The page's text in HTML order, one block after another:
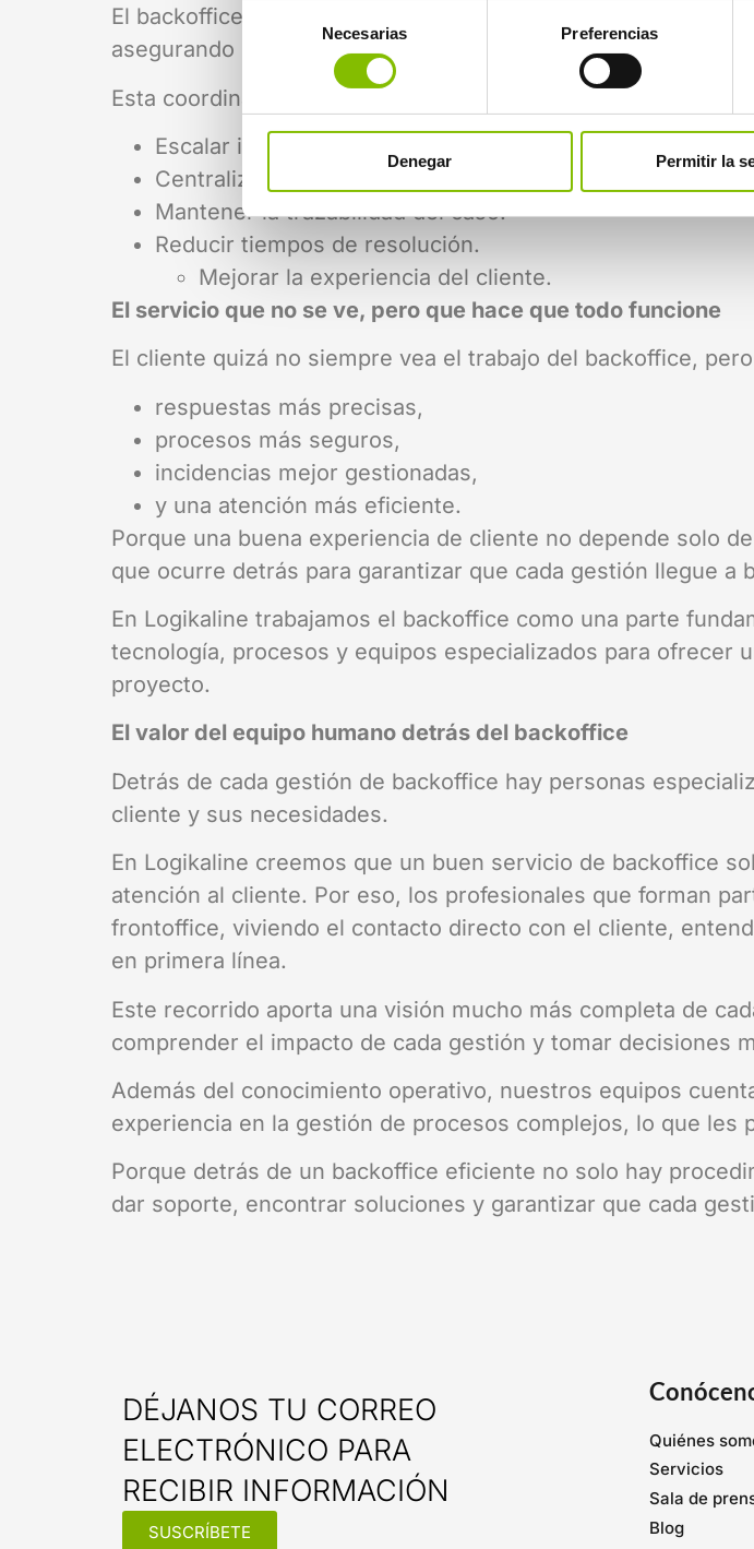
Selección
consentimiento
Necesarias Preferencias
Denegar Permitir la
El backoffice actúa como punto de conexión entre áreas,
asegurando que el cliente no tenga que repetir
Esta coordinación permite:
Escalar incidencias correctamente.
Centralizar la información.
Mantener la trazabilidad del caso.
Reducir tiempos de resolución.
Mejorar la experiencia del cliente.
El servicio que no se ve, pero que hace que todo funcione
El cliente quizá no siempre vea el trabajo del backoffice,
respuestas más precisas,
procesos más seguros,
incidencias mejor gestionadas,
y una atención más eficiente.
Porque una buena experiencia de cliente no depende solo
que ocurre detrás para garantizar que cada gestión llegue a
En Logikaline trabajamos el backoffice como una parte
tecnología, procesos y equipos especializados para ofrecer
proyecto.
El valor del equipo humano detrás del backoffice
Detrás de cada gestión de backoffice hay personas
cliente y sus necesidades.
En Logikaline creemos que un buen servicio de backoffice
atención al cliente. Por eso, los profesionales que forman
frontoffice, viviendo el contacto directo con el cliente,
en primera línea.
Este recorrido aporta una visión mucho más completa de
comprender el impacto de cada gestión y tomar decisiones
Además del conocimiento operativo, nuestros equipos
experiencia en la gestión de procesos complejos, lo que
Porque detrás de un backoffice eficiente no solo hay
dar soporte, encontrar soluciones y garantizar que cada
DÉJANOS TU CORREO
ELECTRÓNICO PARA
RECIBIR INFORMACIÓN
SUSCRÍBETE
Quiénes
Servicios
Sala de
Blog